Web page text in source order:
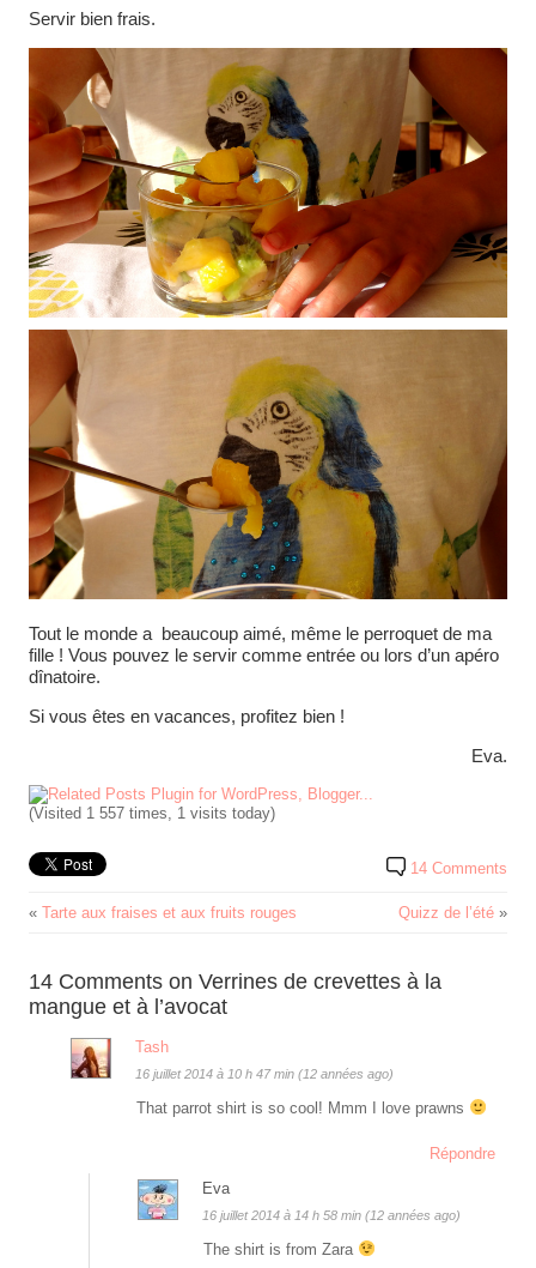
Servir bien frais.
Tout le monde a beaucoup aimé, même le perroquet de ma
fille ! Vous pouvez le servir comme entrée ou lors d’un apéro
dînatoire.
Si vous êtes en vacances, profitez bien !
Eva.
(Visited 1 557 times, 1 visits today)
14 Comments
« Tarte aux fraises et aux fruits rouges Quizz de l’été »
14 Comments on Verrines de crevettes à la
mangue et à l’avocat
Tash
16 juillet 2014 à 10 h 47 min (12 années ago)
That parrot shirt is so cool! Mmm I love prawns
Répondre
Eva
16 juillet 2014 à 14 h 58 min (12 années ago)
The shirt is from Zara